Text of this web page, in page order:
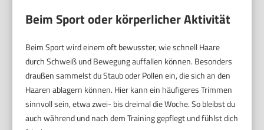
Beim Sport oder körperlicher Aktivität
Beim Sport wird einem oft bewusster, wie schnell Haare
durch Schweiß und Bewegung auffallen können. Besonders
draußen sammelst du Staub oder Pollen ein, die sich an den
Haaren ablagern können. Hier kann ein häufigeres Trimmen
sinnvoll sein, etwa zwei- bis dreimal die Woche. So bleibst du
auch während und nach dem Training gepflegt und fühlst dich